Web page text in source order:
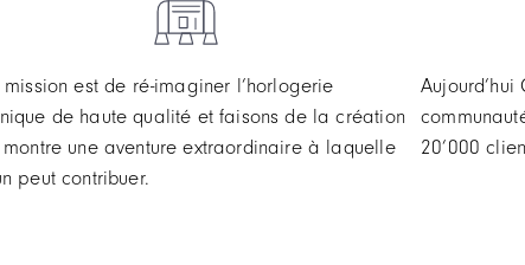
est de ré-imaginer l’horlogerie
de haute qualité et faisons de la création
montre une aventure extraordinaire à laquelle
peut contribuer.
20’000